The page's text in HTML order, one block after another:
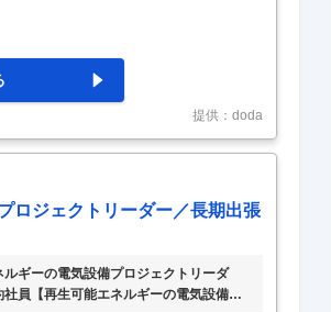
～ ■業務内容： 当社は、東京電力グル
に備え、お客様の非常用発電設備のメン
、自家用発電設備（ディーゼル発
提供：doda
ロジェクトリーダー／長期出張
ギーの電気設備プロジェクトリーダ
員【再生可能エネルギーの電気設備プ